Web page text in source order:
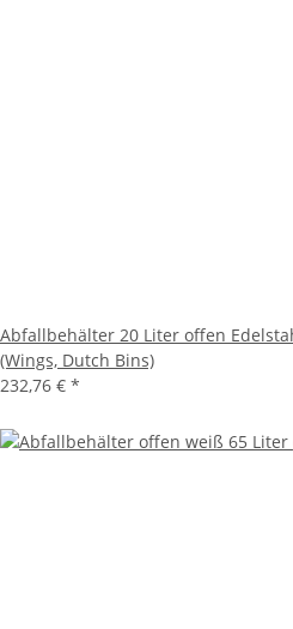
Abfallbehälter 20 Liter offen
(Wings, Dutch Bins)
232,76 € *